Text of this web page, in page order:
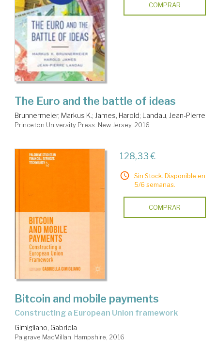
COMPRAR
The Euro and the battle of ideas
Brunnermeier, Markus K.; James, Harold; Landau, Jean-Pierre
Princeton University Press. New Jersey, 2016
128,33 €
Sin Stock. Disponible en
5/6 semanas.
COMPRAR
Bitcoin and mobile payments
constructing a European Union framework
Gimigliano, Gabriela
Palgrave MacMillan. Hampshire, 2016